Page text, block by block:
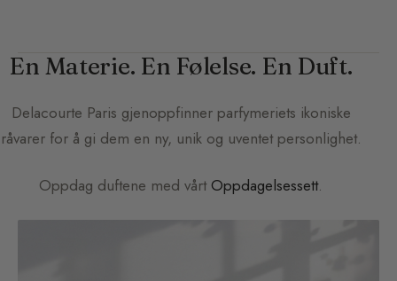
En Materie. En Følelse. En Duft.
Delacourte Paris gjenoppfinner parfymeriets ikoniske
råvarer for å gi dem en ny, unik og uventet personlighet.
Oppdag duftene med vårt Oppdagelsessett.